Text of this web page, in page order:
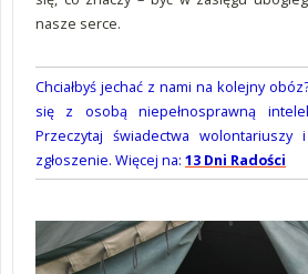
nasze serce.
Chciałbyś jechać z nami na kolejny
się z osobą niepełnosprawną
Przeczytaj świadectwa
zgłoszenie. Więcej na: 13 Dni Radości